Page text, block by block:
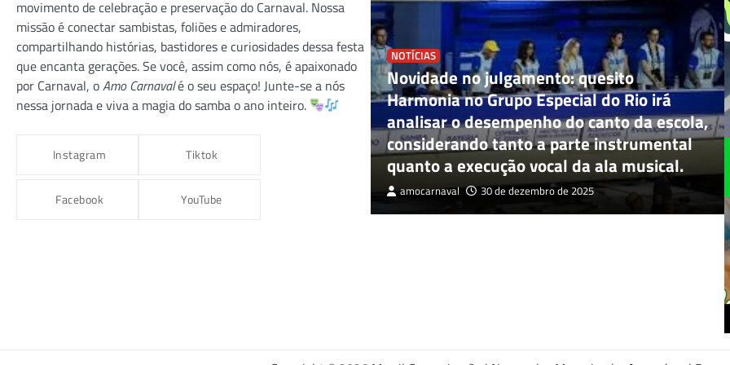
movimento de celebração e preservação do Carnaval. Nossa
missão é conectar sambistas, foliões e admiradores,
compartilhando histórias, bastidores e curiosidades dessa festa
que encanta gerações. Se você, assim como nós, é apaixonado
por Carnaval, oAmo Carnavalé o seu espaço! Junte-se a nós
nessa jornada e viva a magia do samba o ano inteiro.
Instagram Tiktok
Facebook YouTube
CARNAVAL 2026 CARNAVAL RJ
GRUPO ESPECIAL
VILA ISABEL
VILA ISABEL 2026 – “Macumbembê,
Samborembá: Sonhei que um Sambista
Sonhou a África”
NOTÍCIAS
Novidade no julgamento: quesito
Harmonia no Grupo Especial do Rio irá
analisar o desempenho do canto da escola,
considerando tanto a parte instrumental
quanto a execução vocal da ala musical.
amocarnaval 30 de dezembro de 2025